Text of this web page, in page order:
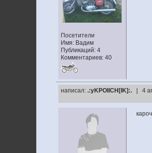
Посетители
Имя: Вадим
Публикаций: 4
Комментариев: 40
написал: .:yKPOIICH[IK]:. | 4